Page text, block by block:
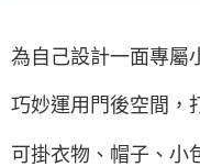
為自己設計一面專屬
巧妙運用門後空間，
可掛衣物、帽子、小